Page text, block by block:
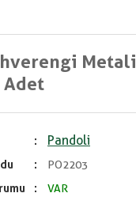
Adet
Pandoli
PO2203
VAR